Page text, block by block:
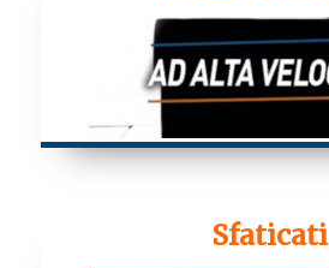
Sfaticati